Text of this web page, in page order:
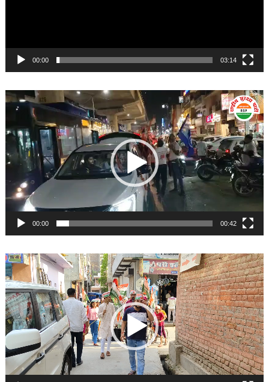
00:00 03:14
Video
Player
00:00 00:42
Video
Player